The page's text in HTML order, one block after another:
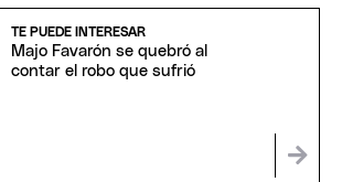
TE PUEDE INTERESAR
Majo Favarón se quebró al
contar el robo que sufrió